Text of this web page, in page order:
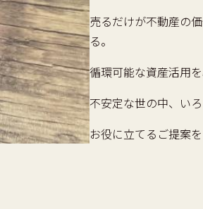
売るだけが不動産の
る。
循環可能な資産活用を
不安定な世の中、い
お役に立てるご提案